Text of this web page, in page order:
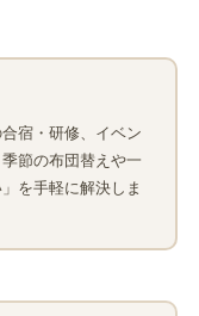
宿・研修、イベン
節の布団替えや一
を手軽に解決しま